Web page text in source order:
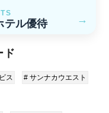
テル優待 →
ド
ス # サンナカウエスト